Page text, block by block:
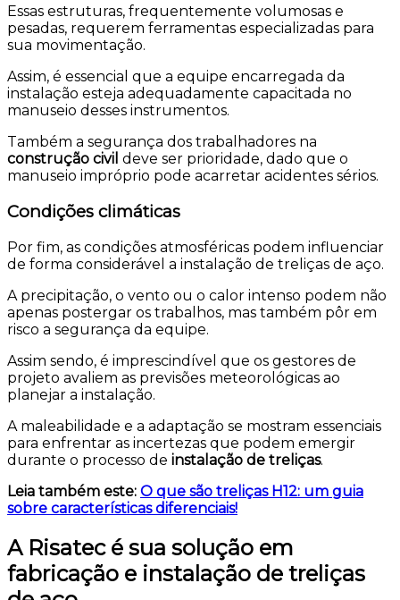
Essas estruturas, frequentemente volumosas e
pesadas, requerem ferramentas especializadas para
sua movimentação.
Assim, é essencial que a equipe encarregada da
instalação esteja adequadamente capacitada no
manuseio desses instrumentos.
Também a segurança dos trabalhadores na
construção civil deve ser prioridade, dado que o
manuseio impróprio pode acarretar acidentes sérios.
Condições climáticas
Por fim, as condições atmosféricas podem influenciar
de forma considerável a instalação de treliças de aço.
A precipitação, o vento ou o calor intenso podem não
apenas postergar os trabalhos, mas também pôr em
risco a segurança da equipe.
Assim sendo, é imprescindível que os gestores de
projeto avaliem as previsões meteorológicas ao
planejar a instalação.
A maleabilidade e a adaptação se mostram essenciais
para enfrentar as incertezas que podem emergir
durante o processo de instalação de treliças.
Leia também este: O que são treliças H12: um guia
sobre características diferenciais!
A Risatec é sua solução em
fabricação e instalação de treliças